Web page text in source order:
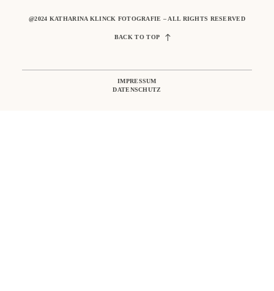
@2024 KATHARINA KLINCK FOTOGRAFIE – ALL RIGHTS RESERVED
BACK TO TOP
IMPRESSUM
DATENSCHUTZ